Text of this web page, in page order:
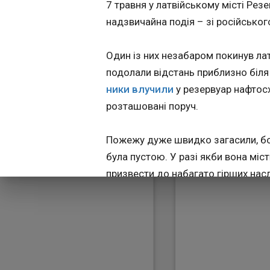
та хто може
замінити
08:32:52
На недавніх
та Вельсі
партія чинного
Кіра Стармера
болючої поразки.
травня стали для
посилила
відставки.
7 травня у латвійському місті
надзвичайна подія – зі
Один із них незабаром покинув
подолали відстань приблизно
ники влучили у резервуар
розташовані поруч.
Пожежу дуже швидко загасили,
була пустою. У разі якби вона
призвести до набагато гірших
Латвійські посадовці спершу
"невідомі дрони", хоча у медіа